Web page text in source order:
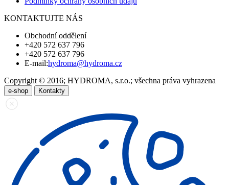
KONTAKTUJTE NÁS
Obchodní oddělení
+420 572 637 796
+420 572 637 796
E-mail:hydroma@hydroma.cz
Copyright © 2016; HYDROMA, s.r.o.; všechna práva vyhrazena
e-shop Kontakty